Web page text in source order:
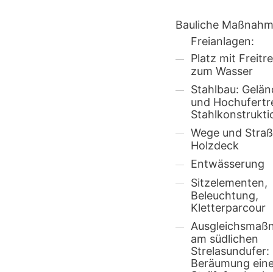
Bauliche
Freianlagen:
Platz mit
zum Wasser
Stahlbau:
und
Wege und
Holzdeck
Entwässerung
Sitzelementen,
Beleuchtung,
Kletterparcour
am südlichen
Strelasundufer:
Beräumung